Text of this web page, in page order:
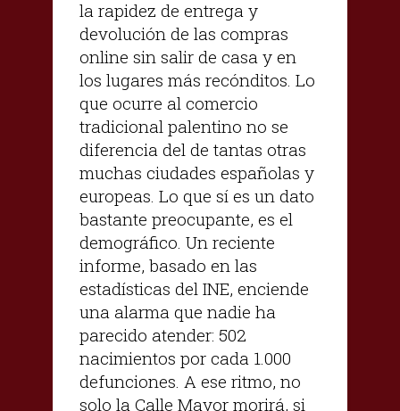
la rapidez de entrega y
devolución de las compras
online sin salir de casa y en
los lugares más recónditos. Lo
que ocurre al comercio
tradicional palentino no se
diferencia del de tantas otras
muchas ciudades españolas y
europeas. Lo que sí es un dato
bastante preocupante, es el
demográfico. Un reciente
informe, basado en las
estadísticas del INE, enciende
una alarma que nadie ha
parecido atender: 502
nacimientos por cada 1.000
defunciones. A ese ritmo, no
solo la Calle Mayor morirá, si